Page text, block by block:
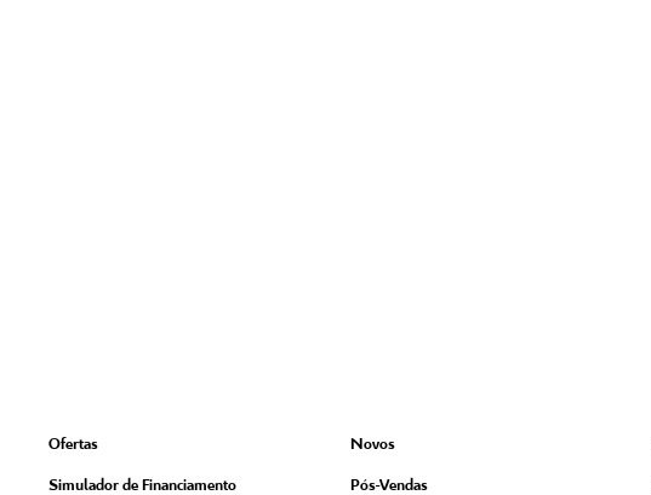
Ofertas Novos
Simulador de Financiamento Pós-Vendas